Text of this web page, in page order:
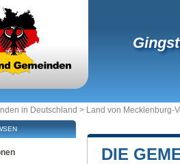
Gingst
in Deutschland > Land von Mecklenburg-
DIE